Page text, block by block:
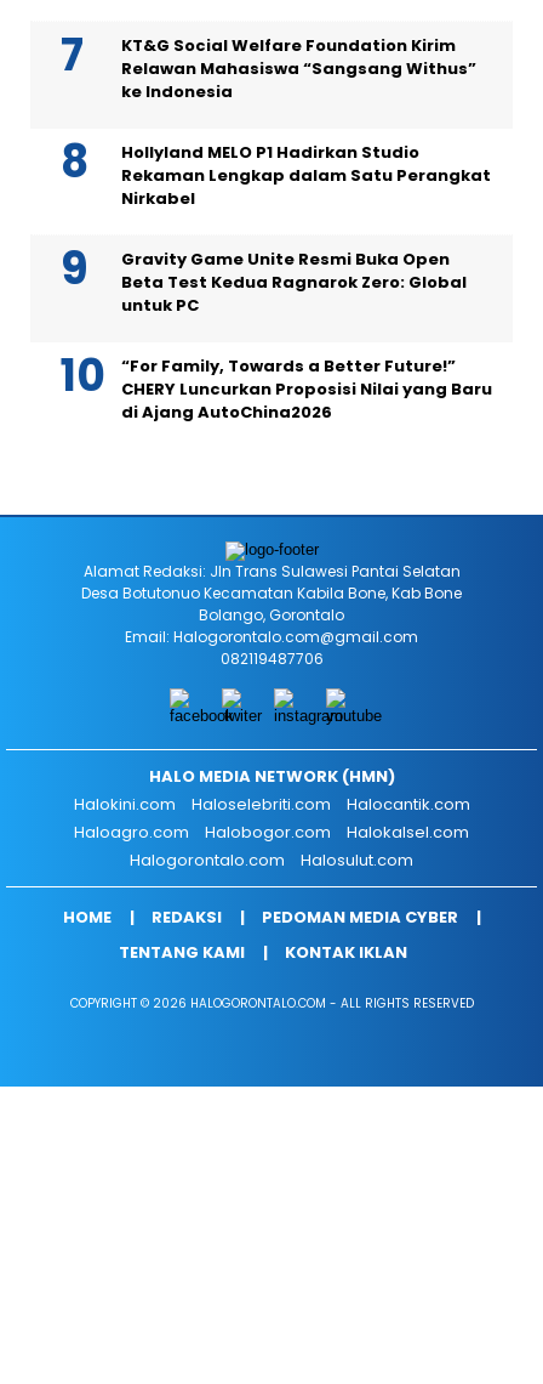
KT&G Social Welfare Foundation Kirim
Relawan Mahasiswa “Sangsang Withus”
ke Indonesia
Hollyland MELO P1 Hadirkan Studio
Rekaman Lengkap dalam Satu Perangkat
Nirkabel
Gravity Game Unite Resmi Buka Open
Beta Test Kedua Ragnarok Zero: Global
untuk PC
“For Family, Towards a Better Future!”
CHERY Luncurkan Proposisi Nilai yang Baru
di Ajang AutoChina2026
Alamat Redaksi: Jln Trans Sulawesi Pantai Selatan
Desa Botutonuo Kecamatan Kabila Bone, Kab Bone
Bolango, Gorontalo
Email: Halogorontalo.com@gmail.com
082119487706
HALO MEDIA NETWORK (HMN)
Halokini.com
Haloselebriti.com
Halocantik.com
Haloagro.com
Halobogor.com
Halokalsel.com
Halogorontalo.com
Halosulut.com
HOME REDAKSI
PEDOMAN MEDIA CYBER
TENTANG KAMI
KONTAK IKLAN
COPYRIGHT © 2026 HALOGORONTALO.COM - ALL RIGHTS RESERVED